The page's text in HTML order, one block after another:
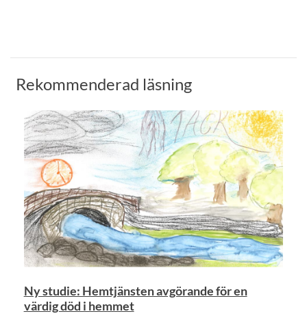
Rekommenderad läsning
Ny studie: Hemtjänsten avgörande för en
värdig död i hemmet